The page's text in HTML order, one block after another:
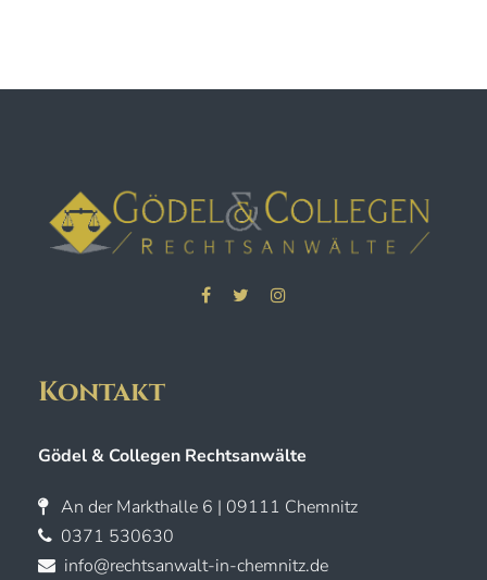
Kontakt
Gödel & Collegen Rechtsanwälte
An der Markthalle 6 | 09111 Chemnitz
0371 530630
info@rechtsanwalt-in-chemnitz.de